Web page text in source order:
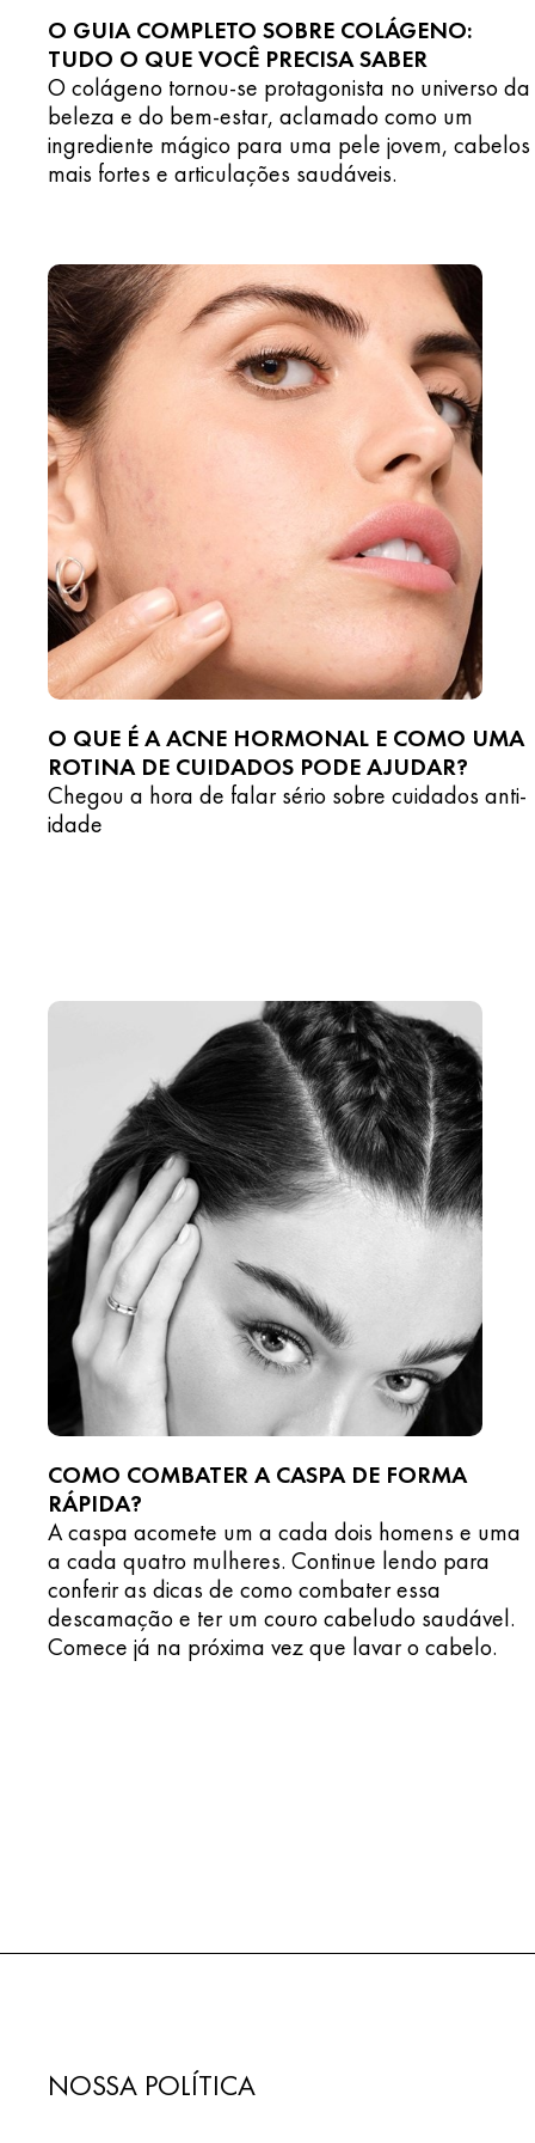
O GUIA COMPLETO SOBRE COLÁGENO:
TUDO O QUE VOCÊ PRECISA SABER
O colágeno tornou-se protagonista no universo da
beleza e do bem-estar, aclamado como um
ingrediente mágico para uma pele jovem, cabelos
mais fortes e articulações saudáveis.
O QUE É A ACNE HORMONAL E COMO UMA
ROTINA DE CUIDADOS PODE AJUDAR?
Chegou a hora de falar sério sobre cuidados anti-
idade
COMO COMBATER A CASPA DE FORMA
RÁPIDA?
A caspa acomete um a cada dois homens e uma
a cada quatro mulheres. Continue lendo para
conferir as dicas de como combater essa
descamação e ter um couro cabeludo saudável.
Comece já na próxima vez que lavar o cabelo.
NOSSA POLÍTICA